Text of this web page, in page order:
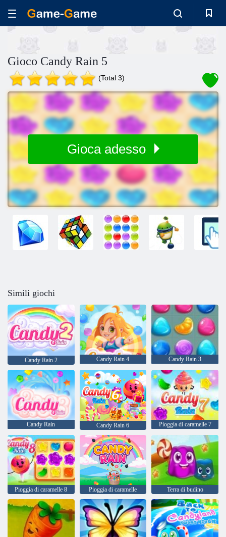
Gioco Candy Rain 5
(Total 3)
Gioca adesso
Simili giochi
Candy Rain 2 Candy Rain 4 Candy Rain 3
Candy Rain Candy Rain 6 Pioggia di caramelle 7
Pioggia di caramelle 8 Pioggia di caramelle Terra di budino